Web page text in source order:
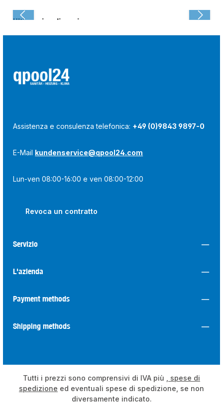
Ultima visualizzazione:
Assistenza e consulenza telefonica: +49 (0)9843 9897-0
E-Mail kundenservice@qpool24.com
Lun-ven 08:00-16:00 e ven 08:00-12:00
Revoca un contratto
Servizio
L'azienda
Payment methods
Shipping methods
Tutti i prezzi sono comprensivi di IVA più , spese di
spedizione ed eventuali spese di spedizione, se non
diversamente indicato.